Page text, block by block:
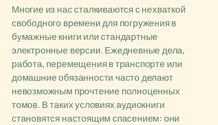
Многие из нас сталкиваются с нехваткой
свободного времени для погружения в
бумажные книги или стандартные
электронные версии. Ежедневные дела,
работа, перемещения в транспорте или
домашние обязанности часто делают
невозможным прочтение полноценных
томов. В таких условиях аудиокниги
становятся настоящим спасением: они